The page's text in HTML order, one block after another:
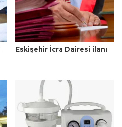
Eskişehir İcra Dairesi ilanı